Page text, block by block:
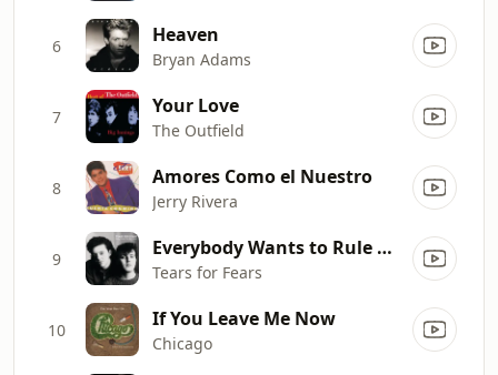
6 Heaven
Bryan Adams
7 Your Love
The Outfield
8 Amores Como el Nuestro
Jerry Rivera
9 Everybody Wants to Rule the World
Tears for Fears
10 If You Leave Me Now
Chicago